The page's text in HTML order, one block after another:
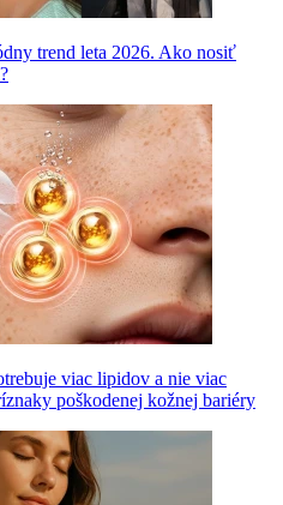
trend leta 2026. Ako nosiť
viac lipidov a nie viac
poškodenej kožnej bariéry